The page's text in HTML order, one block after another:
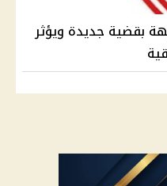
بقضية جديدة ويؤثر